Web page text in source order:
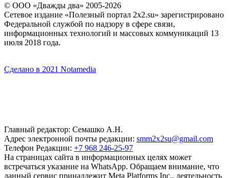
© ООО «Дважды два» 2005-2026
Сетевое издание «Полезный портал 2x2.su» зарегистрировано
Федеральной службой по надзору в сфере связи,
информационных технологий и массовых коммуникаций 13
июля 2018 года.
Сделано в 2021 Notamedia
Главный редактор: Семашко А.Н.
Адрес электронной почты редакции: smm2x2su@gmail.com
Телефон Редакции: +7 968 246-25-97
На страницах сайта в информационных целях может
встречаться указание на WhatsApp. Обращаем внимание, что
данный сервис принадлежит Meta Platforms Inc., деятельность